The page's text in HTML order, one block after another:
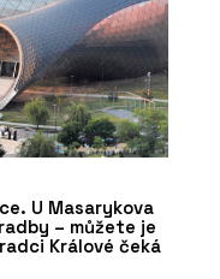
U Masarykova
– můžete je
Králové čeká